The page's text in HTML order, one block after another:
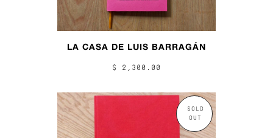
LA CASA DE LUIS BARRAGÁN
$ 2,300.00
SOLD
OUT